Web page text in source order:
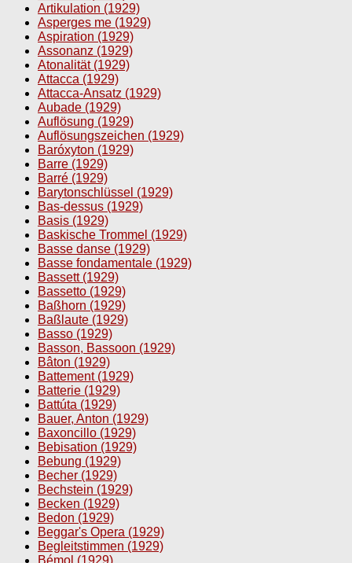
Artikulation (1929)
Asperges me (1929)
Aspiration (1929)
Assonanz (1929)
Atonalität (1929)
Attacca (1929)
Attacca-Ansatz (1929)
Aubade (1929)
Auflösung (1929)
Auflösungszeichen (1929)
Baróxyton (1929)
Barre (1929)
Barré (1929)
Barytonschlüssel (1929)
Bas-dessus (1929)
Basis (1929)
Baskische Trommel (1929)
Basse danse (1929)
Basse fondamentale (1929)
Bassett (1929)
Bassetto (1929)
Baßhorn (1929)
Baßlaute (1929)
Basso (1929)
Basson, Bassoon (1929)
Bâton (1929)
Battement (1929)
Batterie (1929)
Battúta (1929)
Bauer, Anton (1929)
Baxoncillo (1929)
Bebisation (1929)
Bebung (1929)
Becher (1929)
Bechstein (1929)
Becken (1929)
Bedon (1929)
Beggar's Opera (1929)
Begleitstimmen (1929)
Bémol (1929)